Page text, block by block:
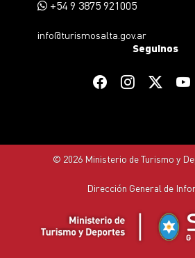
+54 9 3875 921005
info@turismosalta.gov.ar
Seguinos
© 2026 Ministerio de Turismo y
Dirección General de